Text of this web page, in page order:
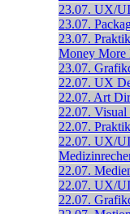
23.07. UX/
23.07.
23.07.
Money More
23.07.
22.07. UX
22.07. Art
22.07. Visual
22.07.
22.07. UX/
22.07.
22.07. UX/
22.07.